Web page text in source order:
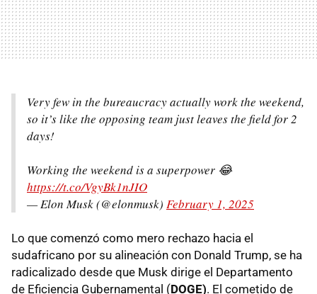
Very few in the bureaucracy actually work the weekend,
so it’s like the opposing team just leaves the field for 2
days!
Working the weekend is a superpower 😂
https://t.co/VgyBk1nJIO
— Elon Musk (@elonmusk) February 1, 2025
Lo que comenzó como mero rechazo hacia el
sudafricano por su alineación con Donald Trump, se ha
radicalizado desde que Musk dirige el Departamento
de Eficiencia Gubernamental (DOGE). El cometido de